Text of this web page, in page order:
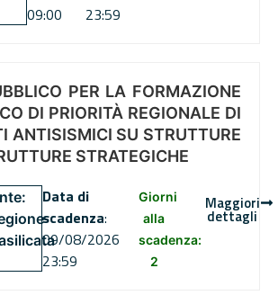
09:00
23:59
PER LA FORMAZIONE
DI PRIORITÀ REGIONALE DI
ANTISISMICI SU STRUTTURE
STRATEGICHE
Data di
scadenza:
09/08/2026
23:59
Giorni
alla
scadenza:
2
Maggiori
dettagli